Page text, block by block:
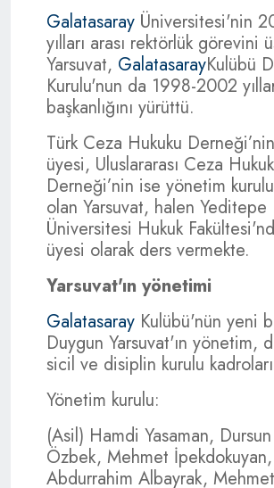
Galatasaray Üniversitesi'nin
yılları arası rektörlük görevini
Yarsuvat, GalatasarayKulübü
Kurulu'nun da 1998-2002
başkanlığını yürüttü.
Türk Ceza Hukuku
üyesi, Uluslararası Ceza
Derneği’nin ise yönetim
olan Yarsuvat, halen Yeditepe
Üniversitesi Hukuk
üyesi olarak ders vermekte.
Yarsuvat'ın yönetimi
Galatasaray Kulübü'nün yeni
Duygun Yarsuvat'ın yönetim,
sicil ve disiplin kurulu
Yönetim kurulu:
(Asil) Hamdi Yasaman, Dursun
Özbek, Mehmet İpekdokuyan,
Abdurrahim Albayrak,